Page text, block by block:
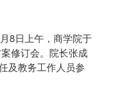
8日上午，商学院于
修订会。院长张成
及教务工作人员参